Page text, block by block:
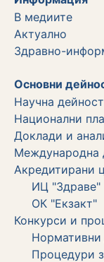
В медиите
Актуално
Здравно-
Основни
Научна дейност
Национални
Доклади и
Международна
Акредитирани
ИЦ "Здраве"
ОК "Екзакт"
Конкурси и
Нормативни
Процедури